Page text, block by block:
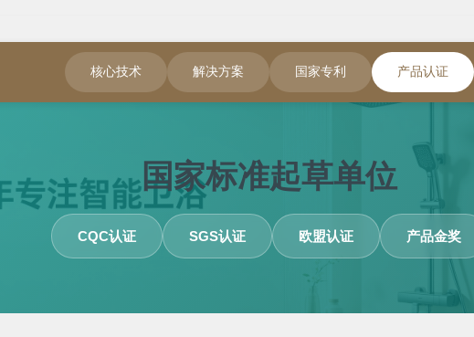
核心技术 解决方案 国家专利 产品认证
国家标准起草单位
CQC认证 SGS认证 欧盟认证 产品金奖